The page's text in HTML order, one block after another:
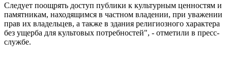
Следует поощрять доступ публики к культурным ценностям и
памятникам, находящимся в частном владении, при уважении
прав их владельцев, а также в здания религиозного характера
без ущерба для культовых потребностей", - отметили в пресс-
службе.